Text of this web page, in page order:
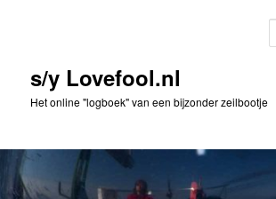
inhoud
inhouds/y Lovefool.nl
Het online "logboek" van een bijzonder zeilbootje